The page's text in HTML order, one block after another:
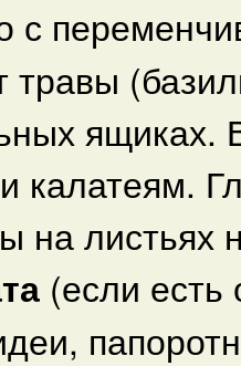
с
травы
ящиках.
калатеям.
на листьях
(если